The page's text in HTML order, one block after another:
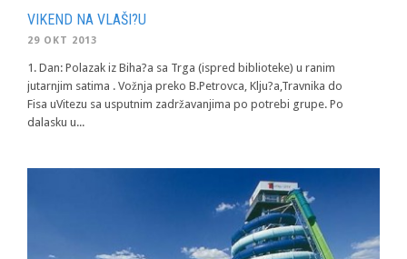
VIKEND NA VLAŠI?U
29 OKT 2013
1. Dan: Polazak iz Biha?a sa Trga (ispred biblioteke) u ranim
jutarnjim satima . Vožnja preko B.Petrovca, Klju?a,Travnika do
Fisa uVitezu sa usputnim zadržavanjima po potrebi grupe. Po
dalasku u...